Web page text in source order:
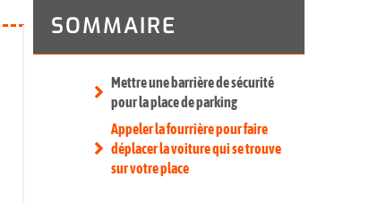
SOMMAIRE
Mettre une barrière de sécurité
pour la place de parking
Appeler la fourrière pour faire
déplacer la voiture qui se trouve
sur votre place